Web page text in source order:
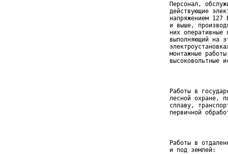
Персонал,
действующие
напряжением
и выше,
них оперативные
выполняющий на
монтажные
высоковольтные
Работы в
лесной охране,
сплаву,
первичной
Работы в
и под землей: